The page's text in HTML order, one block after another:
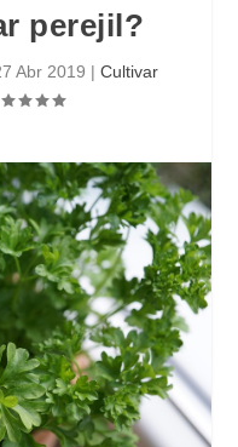
perejil?
Abr 2019 | Cultivar